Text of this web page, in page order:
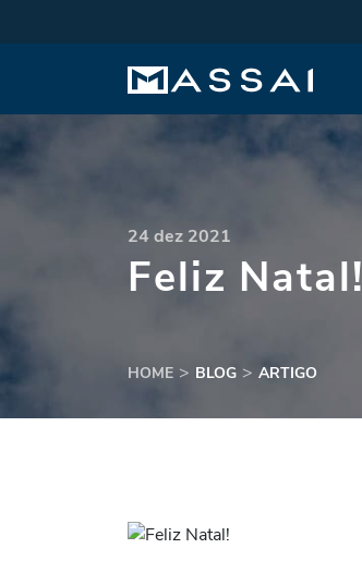
24 dez 2021
Feliz Natal!
HOME BLOG ARTIGO